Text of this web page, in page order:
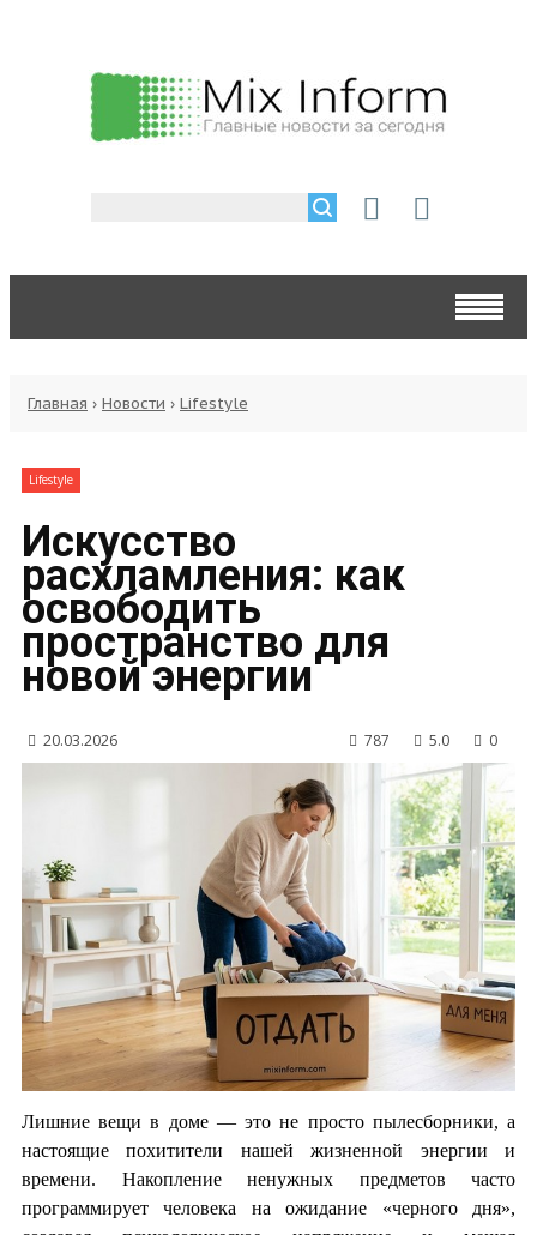
Главная › Новости › Lifestyle
Lifestyle
Искусство
расхламления: как
освободить
пространство для
новой энергии
20.03.2026 787 5.0 0
Лишние вещи в доме — это не просто пылесборники, а
настоящие похитители нашей жизненной энергии и
времени. Накопление ненужных предметов часто
программирует человека на ожидание «черного дня»,